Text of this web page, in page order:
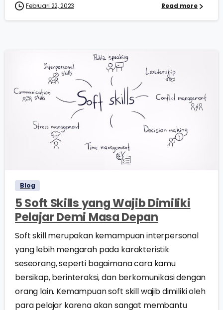
Februari 22, 2023 Read more
Blog
5 Soft Skills yang Wajib Dimiliki
Pelajar Demi Masa Depan
Soft skill merupakan kemampuan interpersonal
yang lebih mengarah pada karakteristik
seseorang, seperti bagaimana cara kamu
bersikap, berinteraksi, dan berkomunikasi dengan
orang lain. Kemampuan soft skill wajib dimiliki oleh
para pelajar karena akan sangat membantu